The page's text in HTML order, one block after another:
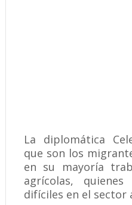
La diplomática
que son los
en su mayoría
agrícolas,
difíciles en el sector